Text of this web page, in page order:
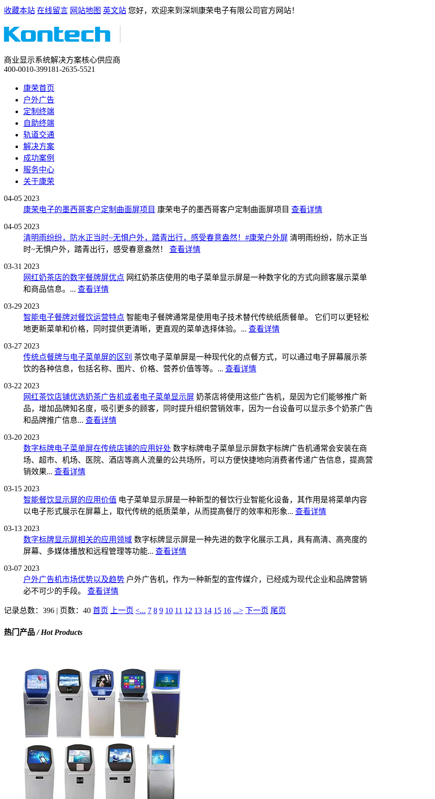
收藏本站 在线留言 网站地图 英文站 您好，欢迎来到深圳康荣电子有限公司官方网站！
商业显示系统解决方案核心供应商
400-0010-399181-2635-5521
康荣首页
户外广告
定制终端
自助终端
轨道交通
解决方案
成功案例
服务中心
关于康荣
04-05 2023
康荣电子的墨西哥客户定制曲面屏项目 康荣电子的墨西哥客户定制曲面屏项目 查看详情
04-05 2023
清明雨纷纷，防水正当时~无惧户外，踏青出行，感受春意盎然！#康荣户外屏 清明雨纷纷，防水正当
时~无惧户外，踏青出行，感受春意盎然！ 查看详情
03-31 2023
网红奶茶店的数字餐牌屏优点 网红奶茶店使用的电子菜单显示屏是一种数字化的方式向顾客展示菜单
和商品信息。... 查看详情
03-29 2023
智能电子餐牌对餐饮运营特点 智能电子餐牌通常是使用电子技术替代传统纸质餐单。 它们可以更轻松
地更新菜单和价格，同时提供更清晰，更直观的菜单选择体验。... 查看详情
03-27 2023
传统点餐牌与电子菜单屏的区别 茶饮电子菜单屏是一种现代化的点餐方式，可以通过电子屏幕展示茶
饮的各种信息，包括名称、图片、价格、营养价值等等。... 查看详情
03-22 2023
网红茶饮店铺优选奶茶广告机或者电子菜单显示屏 奶茶店将使用这些广告机，是因为它们能够推广新
品，增加品牌知名度，吸引更多的顾客，同时提升组织营销效率，因为一台设备可以显示多个奶茶广告
和品牌推广信息... 查看详情
03-20 2023
数字标牌电子菜单屏在传统店铺的应用好处 数字标牌电子菜单显示屏数字标牌广告机通常会安装在商
场、超市、机场、医院、酒店等高人流量的公共场所，可以方便快捷地向消费者传递广告信息，提高营
销效果... 查看详情
03-15 2023
智能餐饮显示屏的应用价值 电子菜单显示屏是一种新型的餐饮行业智能化设备，其作用是将菜单内容
以电子形式展示在屏幕上，取代传统的纸质菜单，从而提高餐厅的效率和形象... 查看详情
03-13 2023
数字标牌显示屏相关的应用领域 数字标牌显示屏是一种先进的数字化展示工具，具有高清、高亮度的
屏幕、多媒体播放和远程管理等功能... 查看详情
03-07 2023
户外广告机市场优势以及趋势 户外广告机，作为一种新型的宣传媒介，已经成为现代企业和品牌营销
必不可少的手段。 查看详情
记录总数：396 | 页数：40 首页 上一页 <... 7 8 9 10 11 12 13 14 15 16 ...> 下一页 尾页
热门产品/ Hot Products